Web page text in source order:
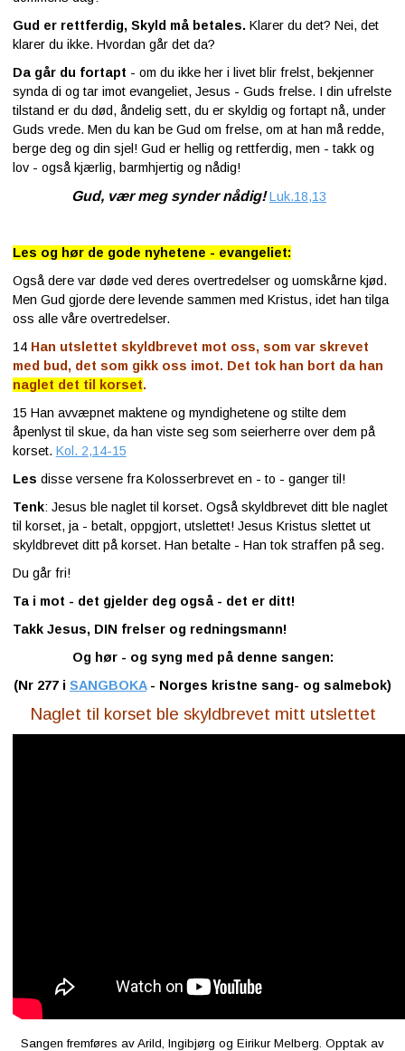
Gud er rettferdig, Skyld må betales. Klarer du det? Nei, det
klarer du ikke. Hvordan går det da?
Da går du fortapt - om du ikke her i livet blir frelst, bekjenner
synda di og tar imot evangeliet, Jesus - Guds frelse. I din ufrelste
tilstand er du død, åndelig sett, du er skyldig og fortapt nå, under
Guds vrede. Men du kan be Gud om frelse, om at han må redde,
berge deg og din sjel! Gud er hellig og rettferdig, men - takk og
lov - også kjærlig, barmhjertig og nådig!
Gud, vær meg synder nådig! Luk.18,13
Les og hør de gode nyhetene - evangeliet:
Også dere var døde ved deres overtredelser og uomskårne kjød.
Men Gud gjorde dere levende sammen med Kristus, idet han tilga
oss alle våre overtredelser.
14 Han utslettet skyldbrevet mot oss, som var skrevet
med bud, det som gikk oss imot. Det tok han bort da han
naglet det til korset.
15 Han avvæpnet maktene og myndighetene og stilte dem
åpenlyst til skue, da han viste seg som seierherre over dem på
korset. Kol. 2,14-15
Les disse versene fra Kolosserbrevet en - to - ganger til!
Tenk: Jesus ble naglet til korset. Også skyldbrevet ditt ble naglet
til korset, ja - betalt, oppgjort, utslettet! Jesus Kristus slettet ut
skyldbrevet ditt på korset. Han betalte - Han tok straffen på seg.
Du går fri!
Ta i mot - det gjelder deg også - det er ditt!
Takk Jesus, DIN frelser og redningsmann!
Og hør - og syng med på denne sangen:
(Nr 277 i SANGBOKA- Norges kristne sang- og salmebok)
Naglet til korset ble skyldbrevet mitt utslettet
Sangen fremføres av Arild, Ingibjørg og Eirikur Melberg. Opptak av